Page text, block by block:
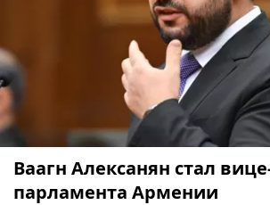
Ваагн Алексанян стал
парламента Армении